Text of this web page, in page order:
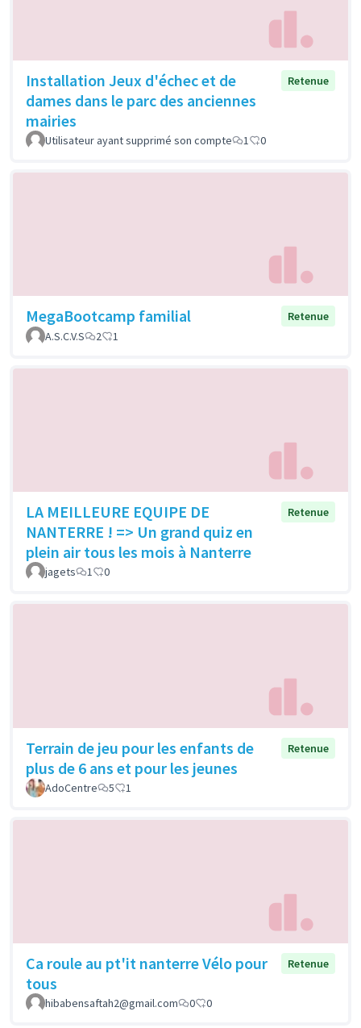
Installation Jeux d'échec et de
dames dans le parc des anciennes
mairies
Retenue
Utilisateur ayant supprimé son compte 1 0
MegaBootcamp familial
Retenue
A.S.C.V.S
2 1
LA MEILLEURE EQUIPE DE
NANTERRE ! => Un grand quiz en
plein air tous les mois à Nanterre
Retenue
jagets 1 0
Terrain de jeu pour les enfants de
plus de 6 ans et pour les jeunes
Retenue
AdoCentre 5 1
Ca roule au pt'it nanterre Vélo pour
tous
Retenue
hibabensaftah2@gmail.com 0 0